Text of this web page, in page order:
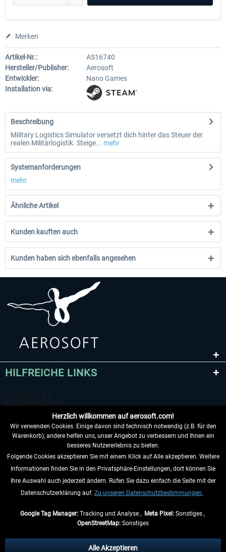
Merken
Artikel-Nr.:
AS16740
Hersteller/Publisher:
Aerosoft
Entwickler:
Nano Games
Installation via:
Beschreibung
Military Logistics Simulator versetzt dich hinter das Steuer der
realen Militärlogistik. Steige... mehr
Systemanforderungen
mehr
Ähnliche Artikel
Kunden kauften auch
Kunden haben sich ebenfalls angesehen
HILFREICHE LINKS
VERTRAG WIDERRUFEN
INFORMATIONEN
anders beschrieben.
Herzlich willkommen auf aerosoft.com!
Wir verwenden Cookies. Einige davon sind technisch notwendig (z.B. für den
Warenkorb), andere helfen uns, unser Angebot zu verbessern und Ihnen ein
besseres Nutzererlebnis zu bieten.
Folgende Cookies akzeptieren Sie mit einem Klick auf Alle akzeptieren. Weitere
Informationen finden Sie in den Privatsphäre-Einstellungen, dort können Sie
Ihre Auswahl auch jederzeit ändern. Rufen Sie dazu einfach die Seite mit der
Datenschutzerklärung auf. Zu unseren Datenschutzbestimmungen.
Google Tag Manager:Tracking und Analyse , Meta Pixel:Sonstiges ,
OpenStreetMap: Sonstiges
Alle Akzeptieren